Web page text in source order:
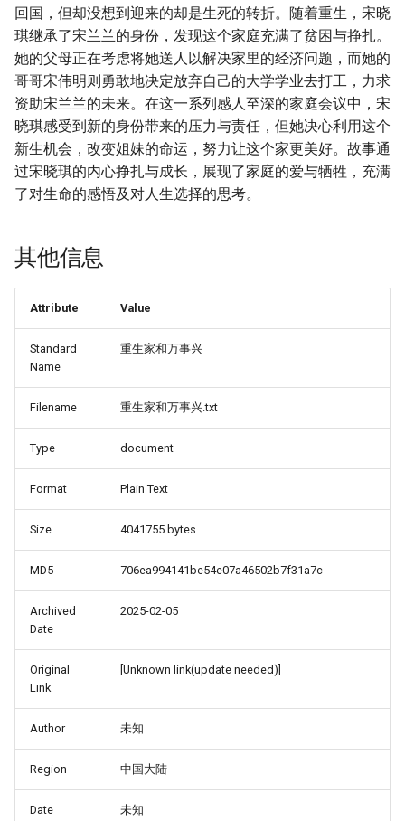
回国，但却没想到迎来的却是生死的转折。随着重生，宋晓
琪继承了宋兰兰的身份，发现这个家庭充满了贫困与挣扎。
她的父母正在考虑将她送人以解决家里的经济问题，而她的
哥哥宋伟明则勇敢地决定放弃自己的大学学业去打工，力求
资助宋兰兰的未来。在这一系列感人至深的家庭会议中，宋
晓琪感受到新的身份带来的压力与责任，但她决心利用这个
新生机会，改变姐妹的命运，努力让这个家更美好。故事通
过宋晓琪的内心挣扎与成长，展现了家庭的爱与牺牲，充满
了对生命的感悟及对人生选择的思考。
其他信息
Attribute Value
Standard
Name
重生家和万事兴
Filename 重生家和万事兴.txt
Type document
Format Plain Text
Size 4041755 bytes
MD5 706ea994141be54e07a46502b7f31a7c
Archived
Date
2025-02-05
Original
Link
[Unknown link(update needed)]
Author 未知
Region 中国大陆
Date 未知